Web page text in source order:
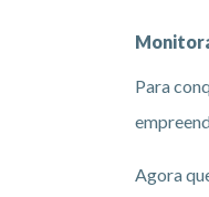
Para
Agora